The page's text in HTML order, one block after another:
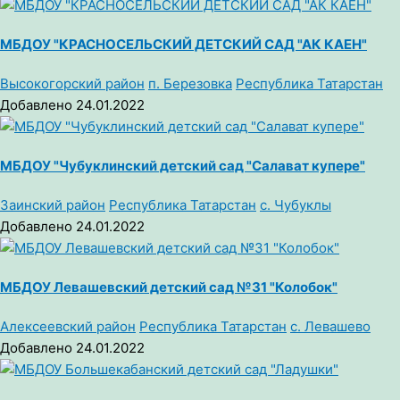
МБДОУ "КРАСНОСЕЛЬСКИЙ ДЕТСКИЙ САД "АК КАЕН"
Высокогорский район п. Березовка Республика Татарстан
Добавлено 24.01.2022
МБДОУ "Чубуклинский детский сад "Салават кyпере"
Заинский район Республика Татарстан с. Чубуклы
Добавлено 24.01.2022
МБДОУ Левашевский детский сад №31 "Колобок"
Алексеевский район Республика Татарстан с. Левашево
Добавлено 24.01.2022